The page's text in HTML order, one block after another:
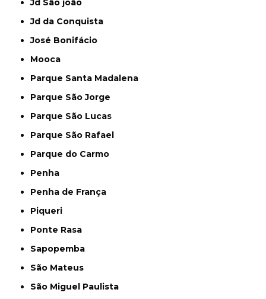
Jd São joão
Jd da Conquista
José Bonifácio
Mooca
Parque Santa Madalena
Parque São Jorge
Parque São Lucas
Parque São Rafael
Parque do Carmo
Penha
Penha de França
Piqueri
Ponte Rasa
Sapopemba
São Mateus
São Miguel Paulista